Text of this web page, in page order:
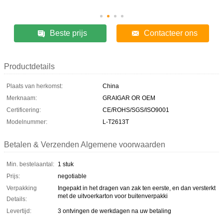
Beste prijs Contacteer ons
Productdetails
Plaats van herkomst:
China
Merknaam:
GRAIGAR OR OEM
Certificering:
CE/ROHS/SGS/ISO9001
Modelnummer:
L-T2613T
Betalen & Verzenden Algemene voorwaarden
Min. bestelaantal: 1 stuk
Prijs:
negotiable
Verpakking
Details:
Ingepakt in het dragen van zak ten eerste, en dan versterkt
met de uitvoerkarton voor buitenverpakki
Levertijd:
3 ontvingen de werkdagen na uw betaling